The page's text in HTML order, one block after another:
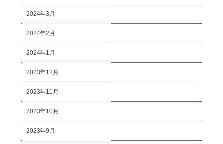
2024年3月
2024年2月
2024年1月
2023年12月
2023年11月
2023年10月
2023年9月